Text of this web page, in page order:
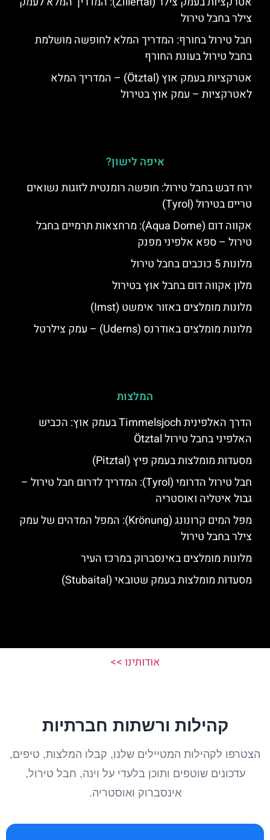
צילר בחבל טירול
חבל טירול בחורף: המדריך המלא לחופשה מושלמת
בחבל טירול בעונת החורף
אטרקציות בעמק אוץ (Ötztal) – המדריך המלא
לאטרקציות – עמק אוץ בטירול
איפה לישון?
ירח דבש בחבל טירול: חופשה רומנטית לזוגות נשואים
טריים בטירול (Tyrol)
אקווה דום (Aqua Dome): מרחצאות תרמיים בחבל
טירול – ספא אלפיני מפנק
מלונות 5 כוכבים בחבל טירול
מלון אקווה דום בחבל אוץ בטירול
מלונות מומלצים באזור אימשט (Imst)
מלונות מומלצים באודרנס (Uderns) – עמק צילרטל
המלצות
הדרך האלפינית Timmelsjoch בעמק אוץ: הכביש
האלפיני בחבל טירול Ötztal
מסעדות מומלצות בעמק פיץ (Pitztal)
חבל טירול הדרומי (Tyrol): המדריך לדרום חבל טירול –
גבול איטליה ואוסטריה
מפל המים קרונונג (Krönung): המפל המדהים של עמק
צילר בחבל טירול
מלונות מומלצים באינסברוק במרכז העיר
מסעדות מומלצות בעמק שטובאי (Stubaital)
אודותינו >>
קהילות ורשתות חברתיות
הצטרפו לקהילות המטיילים שלנו, קבלו המלצות, טיפים,
עדכונים שוטפים ותוכן בלעדי על וינה, חבל טירול,
אינסברוק ואוסטריה.